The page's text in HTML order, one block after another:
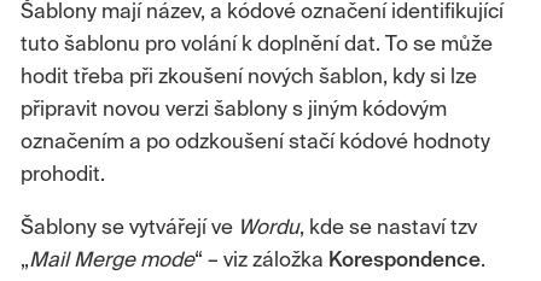
Šablony mají název, a kódové označení identifikující
tuto šablonu pro volání k doplnění dat. To se může
hodit třeba při zkoušení nových šablon, kdy si lze
připravit novou verzi šablony s jiným kódovým
označením a po odzkoušení stačí kódové hodnoty
prohodit.
Šablony se vytvářejí ve Wordu, kde se nastaví tzv
„Mail Merge mode“ – viz záložka Korespondence.